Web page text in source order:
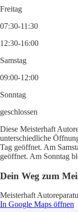
Freitag
07:30-11:30
12:30-16:00
Samstag
09:00-12:00
Sonntag
geschlossen
Diese Meisterhaft
unterschiedliche
Tag geöffnet. Am
geöffnet. Am Sonntag
Dein Weg zum
Meisterhaft
In Google Maps öffnen